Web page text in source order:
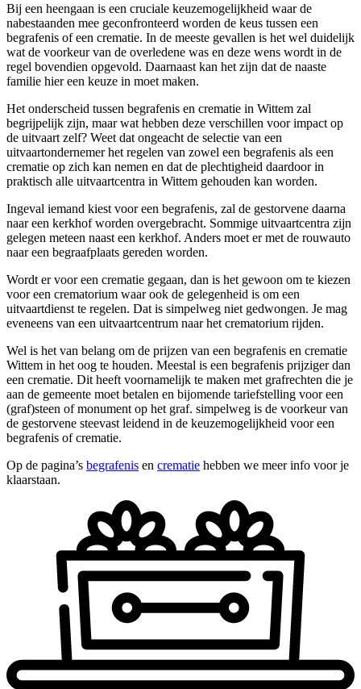
Bij een heengaan is een cruciale keuzemogelijkheid waar de
nabestaanden mee geconfronteerd worden de keus tussen een
begrafenis of een crematie. In de meeste gevallen is het wel duidelijk
wat de voorkeur van de overledene was en deze wens wordt in de
regel bovendien opgevold. Daarnaast kan het zijn dat de naaste
familie hier een keuze in moet maken.
Het onderscheid tussen begrafenis en crematie in Wittem zal
begrijpelijk zijn, maar wat hebben deze verschillen voor impact op
de uitvaart zelf? Weet dat ongeacht de selectie van een
uitvaartondernemer het regelen van zowel een begrafenis als een
crematie op zich kan nemen en dat de plechtigheid daardoor in
praktisch alle uitvaartcentra in Wittem gehouden kan worden.
Ingeval iemand kiest voor een begrafenis, zal de gestorvene daarna
naar een kerkhof worden overgebracht. Sommige uitvaartcentra zijn
gelegen meteen naast een kerkhof. Anders moet er met de rouwauto
naar een begraafplaats gereden worden.
Wordt er voor een crematie gegaan, dan is het gewoon om te kiezen
voor een crematorium waar ook de gelegenheid is om een
uitvaartdienst te regelen. Dat is simpelweg niet gedwongen. Je mag
eveneens van een uitvaartcentrum naar het crematorium rijden.
Wel is het van belang om de prijzen van een begrafenis en crematie
Wittem in het oog te houden. Meestal is een begrafenis prijziger dan
een crematie. Dit heeft voornamelijk te maken met grafrechten die je
aan de gemeente moet betalen en bijomende tariefstelling voor een
(graf)steen of monument op het graf. simpelweg is de voorkeur van
de gestorvene steevast leidend in de keuzemogelijkheid voor een
begrafenis of crematie.
Op de pagina’s begrafenis en crematie hebben we meer info voor je
klaarstaan.